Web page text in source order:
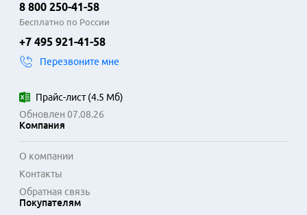
с современными интерфейсами, включая PCI Express 4.0 и
разъемы DisplayPort и HDMI, позволяет подключать
несколько мониторов. Карты демонстрируют надежную
монтажа видео и обработки фотографий.
Для игр в разрешении Full HD с умеренными настройками
графики мощности видеокарт данной серии достаточно.
Технология Intel Deep Link позволяет совместно
графики в системах с совместимыми процессорами Intel.
недорогих компьютеров общего назначения с акцентом на
энергоэффективность и поддержку новых стандартов
мультимедиа.
8 800 250-41-58
Бесплатно по России
+7 495 921-41-58
Перезвоните мне
Прайс-лист(4.5 Мб)
Обновлен 07.08.26
Компания
О компании
Контакты
Обратная связь
Покупателям